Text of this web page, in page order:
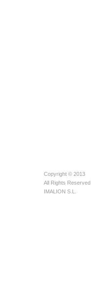
Copyright © 2013
All Rights Reserved
IMALION S.L.